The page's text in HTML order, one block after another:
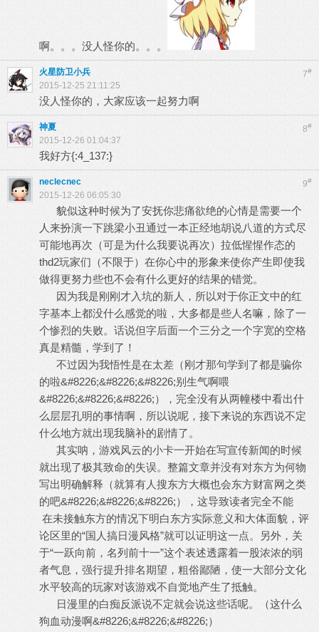
啊。。。没人怪你的。。。
7#
火星防卫小兵
2015-12-25 21:11:25
没人怪你的，大家应该一起努力啊
8#
神夏
2015-12-26 01:04:37
我好方{:4_137:}
9#
neclecnec
2015-12-26 06:05:30
貌似这种时候为了安抚你悲痛欲绝的心情是需要一个
人来扮演一下跳梁小丑通过一本正经地胡说八道的方式尽
可能地再次（可是为什么我要说再次）拉低惺惺作态的
thd2玩家们（不限于）在你心中的形象来使你产生即使我
做得更努力些也不会有什么更好的结果的错觉。
因为我是刚刚才入坑的新人，所以对于你正文中的红
字基本上都没什么感觉的啦，大多都是些人名嘛，除了一
个惨烈的失败。话说但字后面一个三分之一个字宽的空格
真是精髓，学到了！
不过因为我悟性是在太差（刚才那句学到了都是骗你
的啦&#8226;&#8226;&#8226;别生气啊喂
&#8226;&#8226;&#8226;），完全没有从两幢楼中看出什
么层层孔明的事情啊，所以说呢，接下来说的东西说不定
什么地方就出现我脑补的剧情了。
其实呐，游戏风云的小卡一开始在写宣传新闻的时候
就出现了极其致命的失误。整篇文章并没有对东方为何物
写出明确解释（就算有人搜东方大概也会东方财富网之类
的吧&#8226;&#8226;&#8226;），这导致读者完全不能
在未接触东方的情况下明白东方实际意义和大体面貌，评
论区里的“国人搞日漫风格”就可以证明这一点。另外，关
于“一跃向前，名列前十一”这个表述透露着一股浓浓的弱
者气息，强行提升排名期望，粗俗鄙陋，使一大部分文化
水平较高的玩家对该游戏不自觉地产生了抵触。
日漫里的白痴反派说不定就会说这些话呢。（这什么
狗血动漫啊&#8226;&#8226;&#8226;）